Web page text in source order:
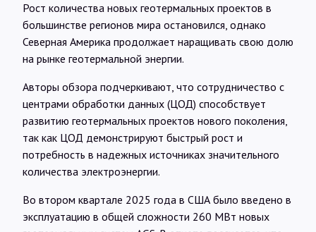
Рост количества новых геотермальных проектов в
большинстве регионов мира остановился, однако
Северная Америка продолжает наращивать свою долю
на рынке геотермальной энергии.
Авторы обзора подчеркивают, что сотрудничество с
центрами обработки данных (ЦОД) способствует
развитию геотермальных проектов нового поколения,
так как ЦОД демонстрируют быстрый рост и
потребность в надежных источниках значительного
количества электроэнергии.
Во втором квартале 2025 года в США было введено в
эксплуатацию в общей сложности 260 МВт новых